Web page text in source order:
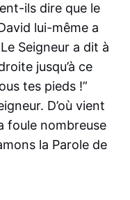
ils dire que le
lui-même a
Seigneur a dit à
jusqu’à ce
tes pieds !”
D’où vient
foule nombreuse
la Parole de